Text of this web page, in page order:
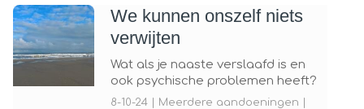
We kunnen onszelf niets
verwijten
Wat als je naaste verslaafd is en
ook psychische problemen heeft?
8-10-24 | Meerdere aandoeningen |